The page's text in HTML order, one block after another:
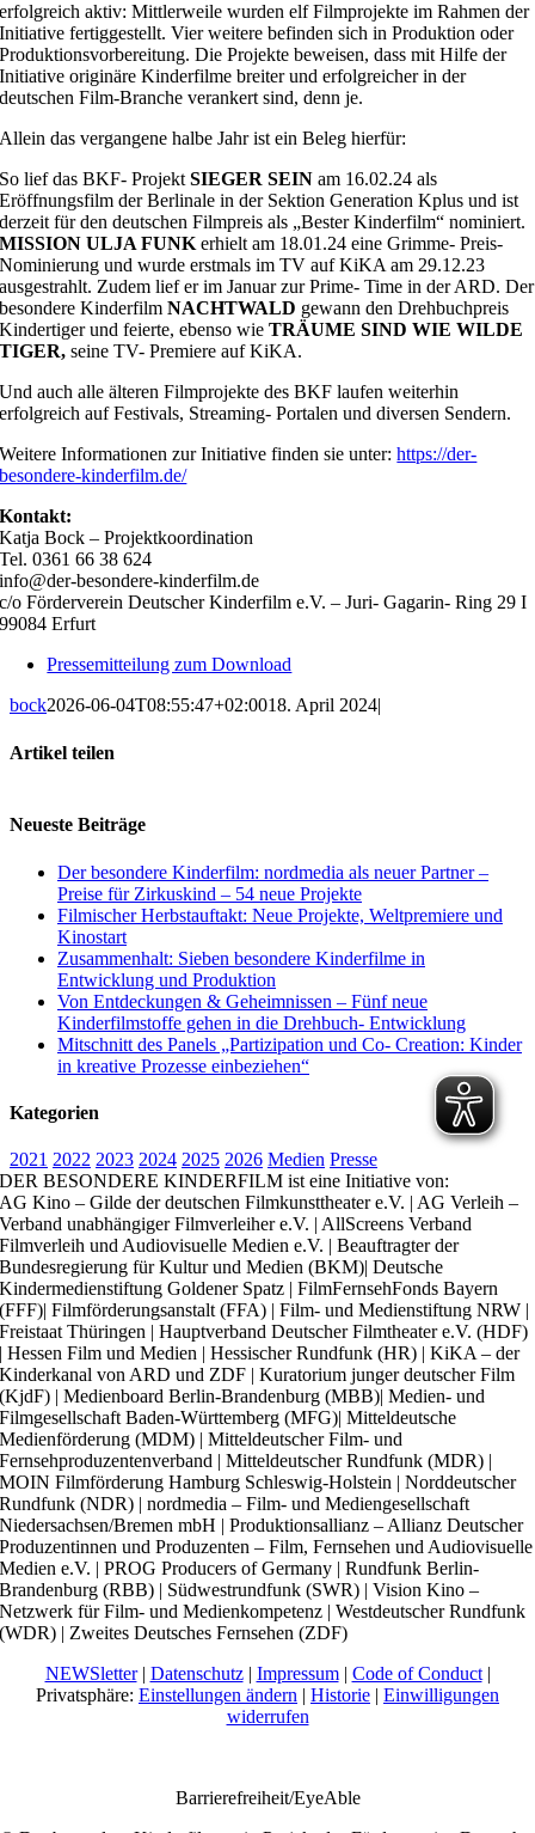
erfolgreich aktiv: Mittlerweile wurden elf Filmprojekte im Rahmen der
Initiative fertiggestellt. Vier weitere befinden sich in Produktion oder
Produktionsvorbereitung. Die Projekte beweisen, dass mit Hilfe der
Initiative originäre Kinderfilme breiter und erfolgreicher in der
deutschen Film-Branche verankert sind, denn je.
Allein das vergangene halbe Jahr ist ein Beleg hierfür:
So lief das BKF- ProjektSIEGER SEIN am 16.02.24 als
Eröffnungsfilm der Berlinale in der Sektion Generation Kplus und ist
derzeit für den deutschen Filmpreis als „Bester Kinderfilm“ nominiert.
MISSION ULJA FUNKerhielt am 18.01.24 eine Grimme- Preis-
Nominierung und wurde erstmals im TV auf KiKA am 29.12.23
ausgestrahlt. Zudem lief er im Januar zur Prime- Time in der ARD. Der
besondere Kinderfilm NACHTWALD gewann den Drehbuchpreis
Kindertiger und feierte, ebenso wieTRÄUME SIND WIE WILDE
TIGER,seine TV- Premiere auf KiKA.
Und auch alle älteren Filmprojekte des BKF laufen weiterhin
erfolgreich auf Festivals, Streaming- Portalen und diversen Sendern.
Weitere Informationen zur Initiative finden sie unter:https://der-
besondere-kinderfilm.de/
Kontakt:
Katja Bock – Projektkoordination
Tel. 0361 66 38 624
info@der-besondere-kinderfilm.de
c/o Förderverein Deutscher Kinderfilm e.V. – Juri- Gagarin- Ring 29 I
99084 Erfurt
Pressemitteilung zum Download
bock2026-06-04T08:55:47+02:0018. April 2024|
Artikel teilen
Mail
Neueste Beiträge
Der besondere Kinderfilm: nordmedia als neuer Partner –
Preise für Zirkuskind – 54 neue Projekte
Filmischer Herbstauftakt: Neue Projekte, Weltpremiere und
Kinostart
Zusammenhalt: Sieben besondere Kinderfilme in
Entwicklung und Produktion
Von Entdeckungen & Geheimnissen – Fünf neue
Kinderfilmstoffe gehen in die Drehbuch- Entwicklung
Mitschnitt des Panels „Partizipation und Co- Creation: Kinder
in kreative Prozesse einbeziehen“
Kategorien
2021 2022 2023 2024 2025 2026 Medien Presse
DER BESONDERE KINDERFILM ist eine Initiative von:
AG Kino – Gilde der deutschen Filmkunsttheater e.V. | AG Verleih –
Verband unabhängiger Filmverleiher e.V. | AllScreens Verband
Filmverleih und Audiovisuelle Medien e.V. | Beauftragter der
Bundesregierung für Kultur und Medien (BKM)| Deutsche
Kindermedienstiftung Goldener Spatz | FilmFernsehFonds Bayern
(FFF)| Filmförderungsanstalt (FFA) | Film- und Medienstiftung NRW |
Freistaat Thüringen | Hauptverband Deutscher Filmtheater e.V. (HDF)
| Hessen Film und Medien | Hessischer Rundfunk (HR) | KiKA – der
Kinderkanal von ARD und ZDF | Kuratorium junger deutscher Film
(KjdF) | Medienboard Berlin-Brandenburg (MBB)| Medien- und
Filmgesellschaft Baden-Württemberg (MFG)| Mitteldeutsche
Medienförderung (MDM) | Mitteldeutscher Film- und
Fernsehproduzentenverband | Mitteldeutscher Rundfunk (MDR) |
MOIN Filmförderung Hamburg Schleswig-Holstein | Norddeutscher
Rundfunk (NDR) | nordmedia – Film- und Mediengesellschaft
Niedersachsen/Bremen mbH | Produktionsallianz – Allianz Deutscher
Produzentinnen und Produzenten – Film, Fernsehen und Audiovisuelle
Medien e.V. | PROG Producers of Germany | Rundfunk Berlin-
Brandenburg (RBB) | Südwestrundfunk (SWR) | Vision Kino –
Netzwerk für Film- und Medienkompetenz | Westdeutscher Rundfunk
(WDR) | Zweites Deutsches Fernsehen (ZDF)
NEWSletter| Datenschutz| Impressum| Code of Conduct|
Privatsphäre: Einstellungen ändern | Historie | Einwilligungen
widerrufen
Barrierefreiheit/EyeAble